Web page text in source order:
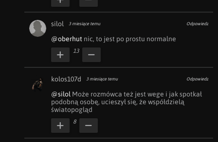
silol 3 miesiące temu Odpowiedz
@oberhut nic, to jest po prostu normalne
13
kolos107d 3 miesiące temu Odpowiedz
@silol Może rozmówca też jest wege i jak spotkał
podobną osobę, ucieszył się, że współdzielą
światopogląd
8